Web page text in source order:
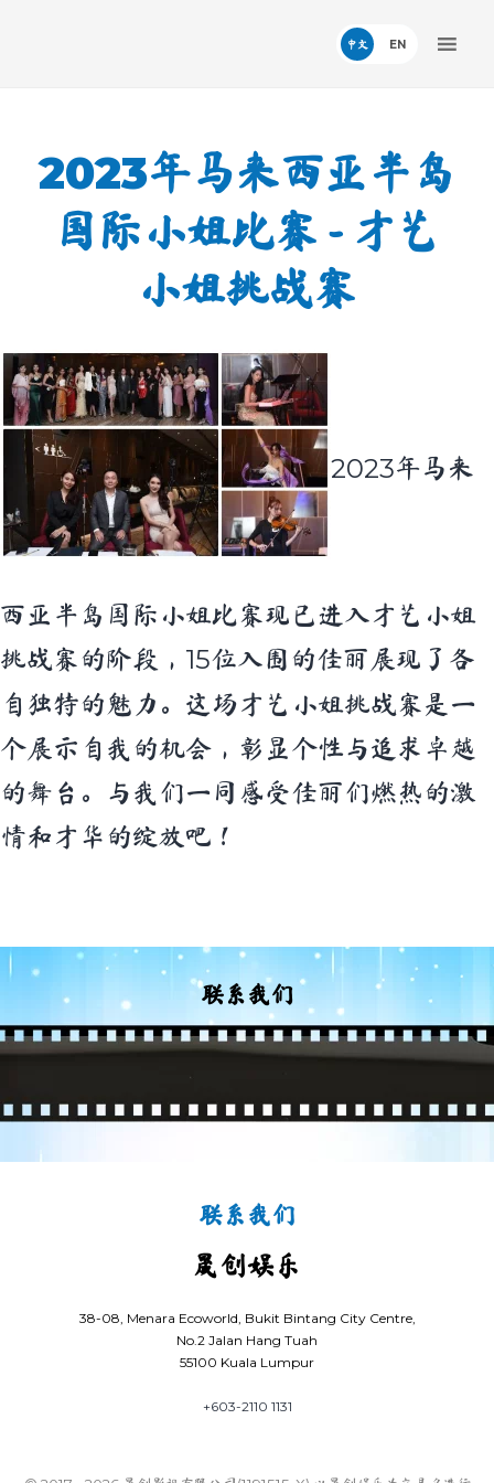
中文
2023年马来西亚半岛
国际小姐比赛 - 才艺
小姐挑战赛
2023年马来
西亚半岛国际小姐比赛现已进入才艺小姐
挑战赛的阶段， 15位入围的佳丽展现了各
自独特的魅力。这场才艺小姐挑战赛是一
个展示自我的机会，彰显个性与追求卓越
的舞台。与我们一同感受佳丽们燃热的激
情和才华的绽放吧！
联系我们
联系我们
晟创娱乐
38-08, Menara Ecoworld, Bukit Bintang City Centre,
No.2 Jalan Hang Tuah
55100 Kuala Lumpur
+603-2110 1131